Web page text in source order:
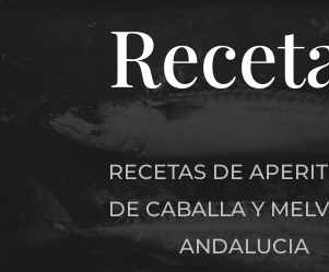
RECETAS DE
DE CABALLA Y
ANDALUCIA